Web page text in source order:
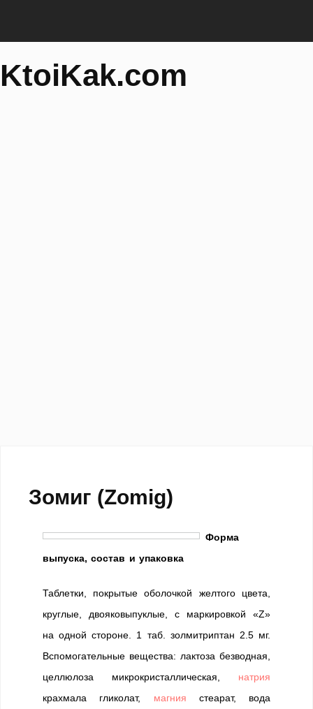
KtoiKak.com
Зомиг (Zomig)
Форма
выпуска, состав и упаковка
Таблетки, покрытые оболочкой желтого цвета,
круглые, двояковыпуклые, с маркировкой «Z»
на одной стороне. 1 таб. золмитриптан 2.5 мг.
Вспомогательные вещества: лактоза безводная,
целлюлоза микрокристаллическая, натрия
крахмала гликолат, магния стеарат, вода